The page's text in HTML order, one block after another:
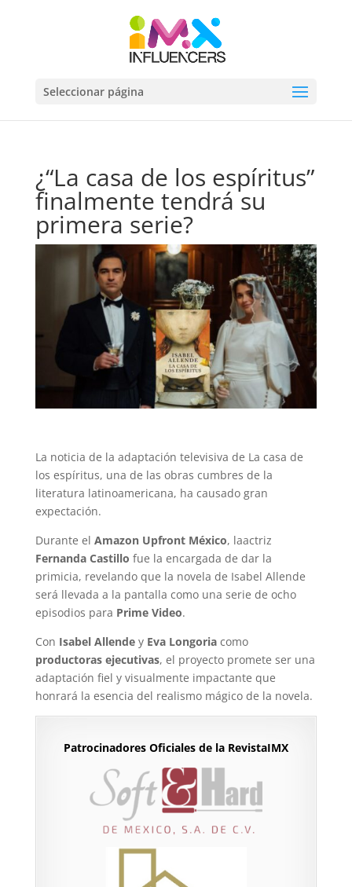
Seleccionar página
¿“La casa de los espíritus”
finalmente tendrá su
primera serie?
La noticia de la adaptación televisiva de La casa de
los espíritus, una de las obras cumbres de la
literatura latinoamericana, ha causado gran
expectación.
Durante el Amazon Upfront México, laactriz
Fernanda Castillo fue la encargada de dar la
primicia, revelando que la novela de Isabel Allende
será llevada a la pantalla como una serie de ocho
episodios para Prime Video.
Con Isabel Allendey Eva Longoriacomo
productoras ejecutivas, el proyecto promete ser una
adaptación fiel y visualmente impactante que
honrará la esencia del realismo mágico de la novela.
Patrocinadores Oficiales de la RevistaIMX